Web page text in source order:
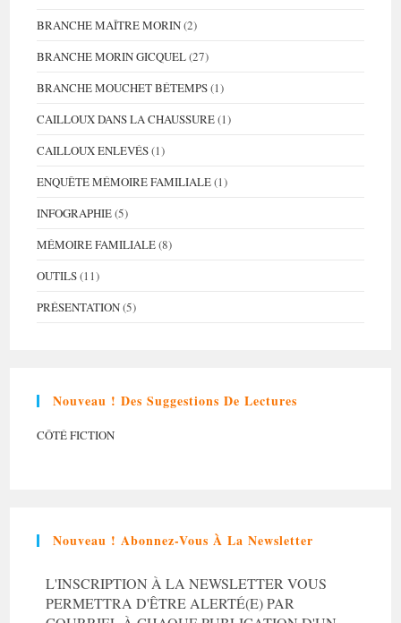
BRANCHE MAÎTRE MORIN(2)
BRANCHE MORIN GICQUEL(27)
BRANCHE MOUCHET BÉTEMPS(1)
CAILLOUX DANS LA CHAUSSURE(1)
CAILLOUX ENLEVÉS(1)
ENQUÊTE MÉMOIRE FAMILIALE(1)
INFOGRAPHIE(5)
MÉMOIRE FAMILIALE(8)
OUTILS(11)
PRÉSENTATION(5)
Nouveau ! Des Suggestions De Lectures
CÔTÉ FICTION
Nouveau ! Abonnez-Vous À La Newsletter
L'INSCRIPTION À LA NEWSLETTER VOUS
PERMETTRA D'ÊTRE ALERTÉ(E) PAR